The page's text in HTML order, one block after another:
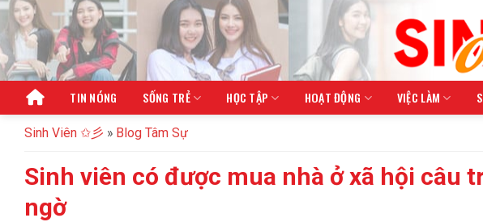
Bỏ
qua
nội
dung
TIN NÓNG SỐNG TRẺ HỌC TẬP HOẠT ĐỘNG VIỆC LÀM
Sinh Viên ✩彡 » Blog Tâm Sự
Sinh viên có được mua nhà ở xã hội câu
ngờ